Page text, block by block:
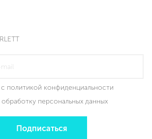
политикой конфиденциальности
персональных данных
Подписаться